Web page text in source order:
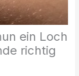
ein Loch
richtig